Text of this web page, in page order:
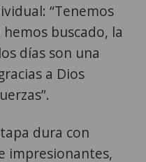
“Tenemos
buscado, la
días son una
a Dios
dura con
impresionantes,